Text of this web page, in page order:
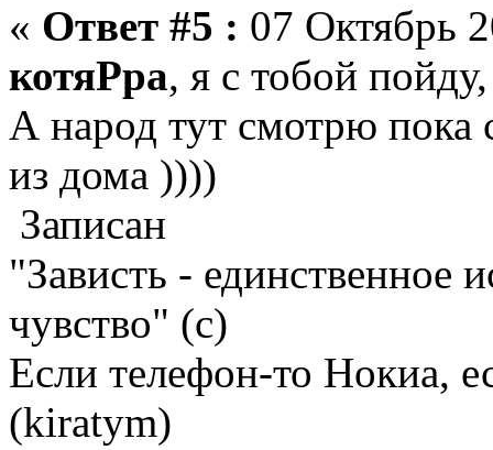
« Ответ #5 : 07 Октябрь
котяРра, я с тобой
А народ тут смотрю пока
из дома ))))
Записан
"Зависть - единственное
чувство" (с)
Если телефон-то Нокиа,
(kiratym)